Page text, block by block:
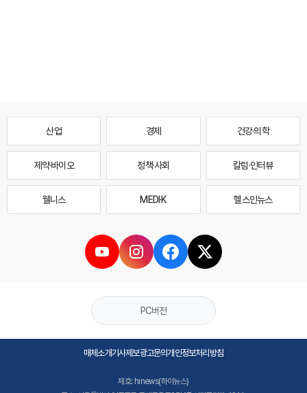
산업 경제 건강·의학
제약·바이오 정책·사회 칼럼·인터뷰
웰니스 MEDI·K 헬스인뉴스
PC버전
매체소개기사제보광고문의개인정보처리방침
제호: hinews(하이뉴스)